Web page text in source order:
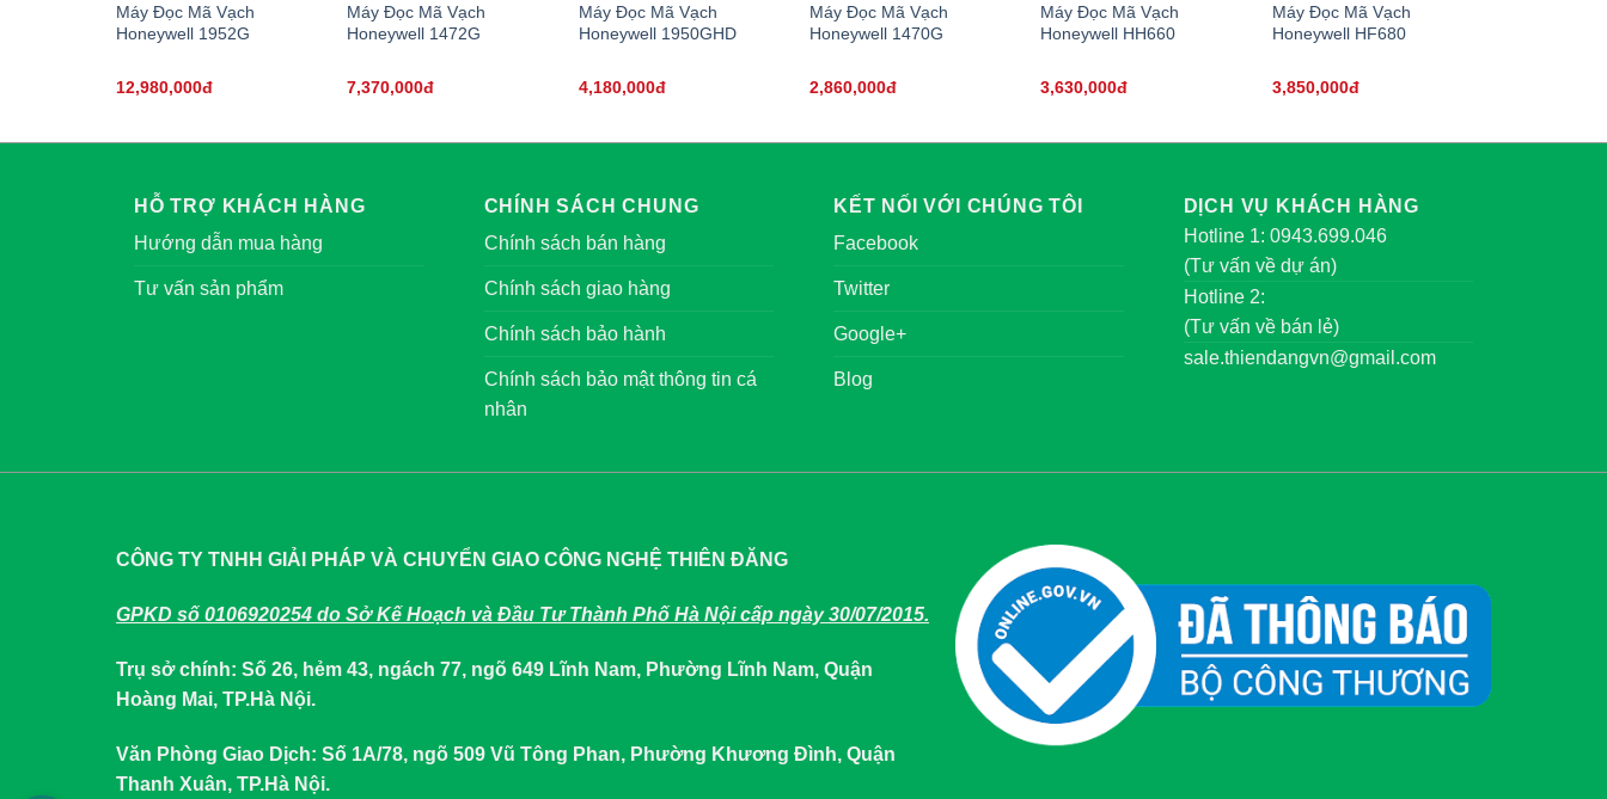
Máy Đọc Mã Vạch
Honeywell 1952G
12,980,000đ
Máy Đọc Mã Vạch
Honeywell 1472G
7,370,000đ
Máy Đọc Mã Vạch
Honeywell 1950GHD
4,180,000đ
Máy Đọc Mã Vạch
Honeywell 1470G
2,860,000đ
Máy Đọc Mã Vạch
Honeywell HH660
3,630,000đ
Máy Đọc Mã Vạch
Honeywell HF680
3,850,000đ
HỖ TRỢ KHÁCH HÀNG
Hướng dẫn mua hàng
Tư vấn sản phẩm
CHÍNH SÁCH CHUNG
Chính sách bán hàng
Chính sách giao hàng
Chính sách bảo hành
Chính sách bảo mật thông tin cá
nhân
KẾT NỐI VỚI CHÚNG TÔI
Facebook
Twitter
Google+
Blog
DỊCH VỤ KHÁCH HÀNG
Hotline 1: 0943.699.046
(Tư vấn về dự án)
Hotline 2:
(Tư vấn về bán lẻ)
sale.thiendangvn@gmail.com
CÔNG TY TNHH GIẢI PHÁP VÀ CHUYỂN GIAO CÔNG NGHỆ THIÊN ĐĂNG
GPKD số 0106920254 do Sở Kế Hoạch và Đầu Tư Thành Phố Hà Nội cấp ngày 30/07/2015.
Trụ sở chính: Số 26, hẻm 43, ngách 77, ngõ 649 Lĩnh Nam, Phường Lĩnh Nam, Quận
Hoàng Mai, TP.Hà Nội.
Văn Phòng Giao Dịch: Số 1A/78, ngõ 509 Vũ Tông Phan, Phường Khương Đình, Quận
Thanh Xuân, TP.Hà Nội.